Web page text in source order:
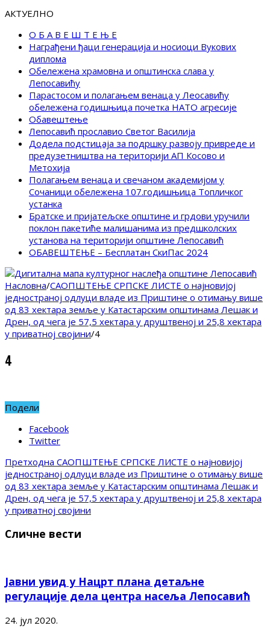
АКТУЕЛНО
О Б А В Е Ш Т Е Њ Е
Награђени ђаци генерација и носиоци Вукових
диплома
Обележена храмовна и општинска слава у
Лепосавићу
Парастосом и полагањем венаца у Леосавићу
обележена годишњица почетка НАТО агресије
Обавештење
Лепосавић прославио Светог Василија
Додела подстицаја за подршку развоју привреде и
предузетништва на територији АП Косово и
Метохија
Полагањем венаца и свечаном академијом у
Сочаници обележена 107.годишњица Топличког
устанка
Братске и пријатељске општине и грдови уручили
поклон пакетиће малишанима из предшколских
установа на територији општине Лепосавић
ОБАВЕШТЕЊЕ – Бесплатан СкиПас 2024
Насловна/САОПШТЕЊЕ СРПСКЕ ЛИСТЕ о најновијој
једностраној одлуци владе из Приштине о отимању више
од 83 хектара земље у Катастарским општинама Лешак и
Дрен, од чега је 57,5 хектара у друштвеној и 25,8 хектара
у приватној својини/4
4
Подели
Facebook
Twitter
Претходна САОПШТЕЊЕ СРПСКЕ ЛИСТЕ о најновијој
једностраној одлуци владе из Приштине о отимању више
од 83 хектара земље у Катастарским општинама Лешак и
Дрен, од чега је 57,5 хектара у друштвеној и 25,8 хектара
у приватној својини
Сличне вести
Јавни увид у Нацрт плана детаљне
регулације дела центра насеља Лепосавић
24. јул 2020.